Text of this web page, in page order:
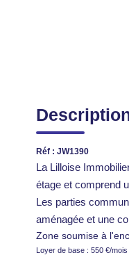
Réf : JW1390
La Lilloise
étage et comprend
Les parties
aménagée et une
Zone soumise à
Loyer de base : 550 €/mois